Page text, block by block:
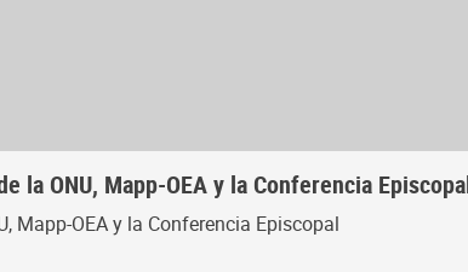
la ONU, Mapp-OEA y la Conferencia
Mapp-OEA y la Conferencia Episcopal